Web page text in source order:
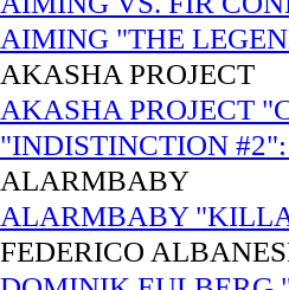
AIMING "THE
AKASHA PROJECT
AKASHA PROJECT
"INDISTINCTION
ALARMBABY
ALARMBABY
FEDERICO